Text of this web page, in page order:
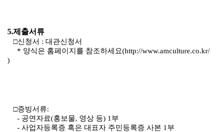
5.제출서류
□신청서 : 대관신청서
* 양식은 홈페이지를 참조하세요(http://www.amculture.co.kr/
)
□증빙서류:
- 공연자료(홍보물, 영상 등) 1 부
- 사업자등록증 혹은 대표자 주민등록증 사본 1 부